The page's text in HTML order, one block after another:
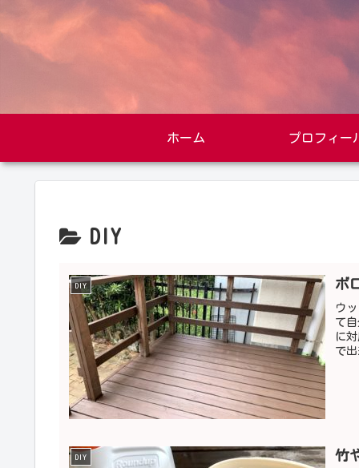
ホーム プロフィー
DIY
DIY ボ
ウ
て
に
で
DIY
竹